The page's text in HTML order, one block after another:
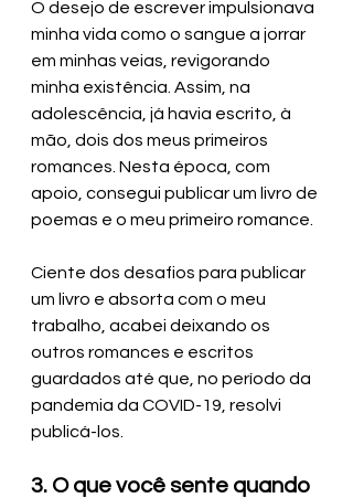
O desejo de escrever impulsionava
minha vida como o sangue a jorrar
em minhas veias, revigorando
minha existência. Assim, na
adolescência, já havia escrito, à
mão, dois dos meus primeiros
romances. Nesta época, com
apoio, consegui publicar um livro de
poemas e o meu primeiro romance.
Ciente dos desafios para publicar
um livro e absorta com o meu
trabalho, acabei deixando os
outros romances e escritos
guardados até que, no período da
pandemia da COVID-19, resolvi
publicá-los.
3. O que você sente quando